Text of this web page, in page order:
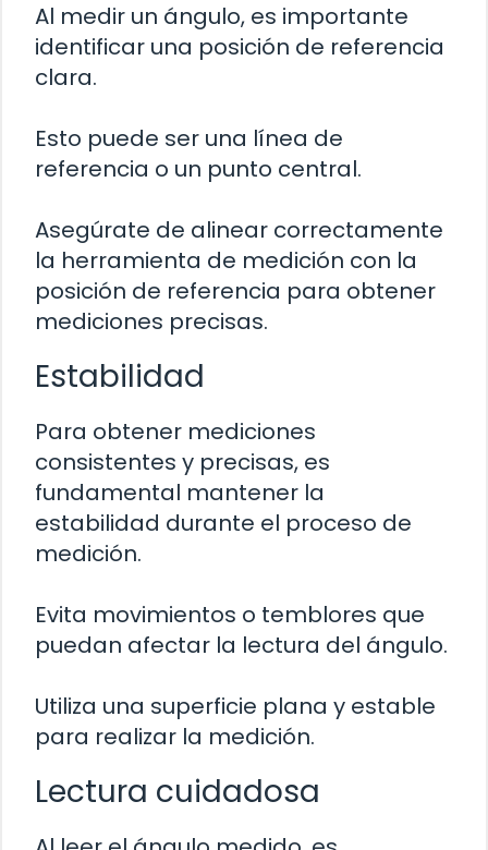
Al medir un ángulo, es importante
identificar una posición de referencia
clara.
Esto puede ser una línea de
referencia o un punto central.
Asegúrate de alinear correctamente
la herramienta de medición con la
posición de referencia para obtener
mediciones precisas.
Estabilidad
Para obtener mediciones
consistentes y precisas, es
fundamental mantener la
estabilidad durante el proceso de
medición.
Evita movimientos o temblores que
puedan afectar la lectura del ángulo.
Utiliza una superficie plana y estable
para realizar la medición.
Lectura cuidadosa